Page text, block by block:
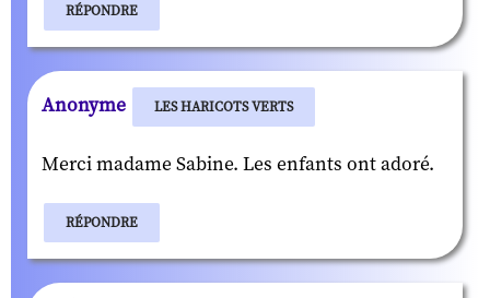
RÉPONDRE
Anonyme LES HARICOTS VERTS
Merci madame Sabine. Les enfants ont adoré.
RÉPONDRE